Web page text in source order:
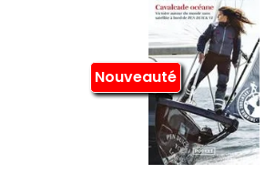
Nouveauté